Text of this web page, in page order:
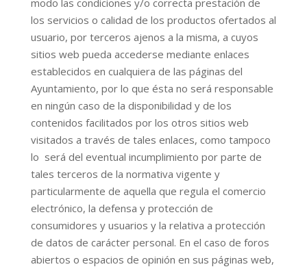
modo las condiciones y/o correcta prestación de
los servicios o calidad de los productos ofertados al
usuario, por terceros ajenos a la misma, a cuyos
sitios web pueda accederse mediante enlaces
establecidos en cualquiera de las páginas del
Ayuntamiento, por lo que ésta no será responsable
en ningún caso de la disponibilidad y de los
contenidos facilitados por los otros sitios web
visitados a través de tales enlaces, como tampoco
lo será del eventual incumplimiento por parte de
tales terceros de la normativa vigente y
particularmente de aquella que regula el comercio
electrónico, la defensa y protección de
consumidores y usuarios y la relativa a protección
de datos de carácter personal. En el caso de foros
abiertos o espacios de opinión en sus páginas web,